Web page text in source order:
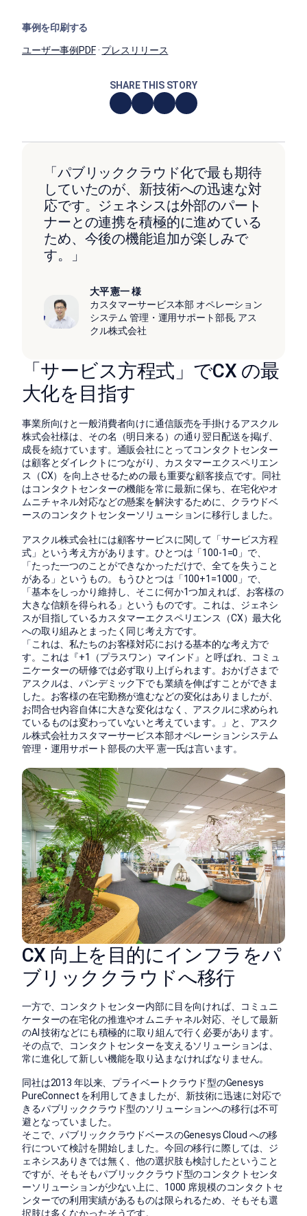
事例を印刷する
ユーザー事例PDF· プレスリリース
SHARE THIS STORY
「パブリッククラウド化で最も期待
していたのが、新技術への迅速な対
応です。ジェネシスは外部のパート
ナーとの連携を積極的に進めている
ため、今後の機能追加が楽しみで
す。」
大平 憲一 様
カスタマーサービス本部 オペレーション
システム 管理・運用サポート部長, アス
クル株式会社
「サービス方程式」でCX の最
大化を目指す
事業所向けと一般消費者向けに通信販売を手掛けるアスクル
株式会社様は、その名（明日来る）の通り翌日配送を掲げ、
成長を続けています。通販会社にとってコンタクトセンター
は顧客とダイレクトにつながり、カスタマーエクスペリエン
ス（CX）を向上させるための最も重要な顧客接点です。同社
はコンタクトセンターの機能を常に最新に保ち、在宅化やオ
ムニチャネル対応などの懸案を解決するために、クラウドベ
ースのコンタクトセンターソリューションに移行しました。
アスクル株式会社には顧客サービスに関して「サービス方程
式」という考え方があります。ひとつは「100-1=0」で、
「たった一つのことができなかっただけで、全てを失うこと
がある」というもの。もうひとつは「100+1=1000」で、
「基本をしっかり維持し、そこに何か1つ加えれば、お客様の
大きな信頼を得られる」というものです。これは、ジェネシ
スが目指しているカスタマーエクスペリエンス（CX）最大化
への取り組みとまったく同じ考え方です。
「これは、私たちのお客様対応における基本的な考え方で
す。これは『+1（プラスワン）マインド』と呼ばれ、コミュ
ニケーターの研修では必ず取り上げられます。おかげさまで
アスクルは、パンデミック下でも業績を伸ばすことができま
した。お客様の在宅勤務が進むなどの変化はありましたが、
お問合せ内容自体に大きな変化はなく、アスクルに求められ
ているものは変わっていないと考えています。」と、アスク
ル株式会社カスタマーサービス本部オペレーションシステム
管理・運用サポート部長の大平 憲一氏は言います。
CX 向上を目的にインフラをパ
ブリッククラウドへ移行
一方で、コンタクトセンター内部に目を向ければ、コミュニ
ケーターの在宅化の推進やオムニチャネル対応、そして最新
のAI 技術などにも積極的に取り組んで行く必要があります。
その点で、コンタクトセンターを支えるソリューションは、
常に進化して新しい機能を取り込まなければなりません。
同社は2013 年以来、プライベートクラウド型のGenesys
PureConnect を利用してきましたが、新技術に迅速に対応で
きるパブリッククラウド型のソリューションへの移行は不可
避となっていました。
そこで、パブリッククラウドベースのGenesys Cloud への移
行について検討を開始しました。今回の移行に際しては、ジ
ェネシスありきでは無く、他の選択肢も検討したということ
ですが、そもそもパブリッククラウド型のコンタクトセンタ
ーソリューションが少ない上に、1000 席規模のコンタクトセ
ンターでの利用実績があるものは限られるため、そもそも選
択肢は多くなかったそうです。